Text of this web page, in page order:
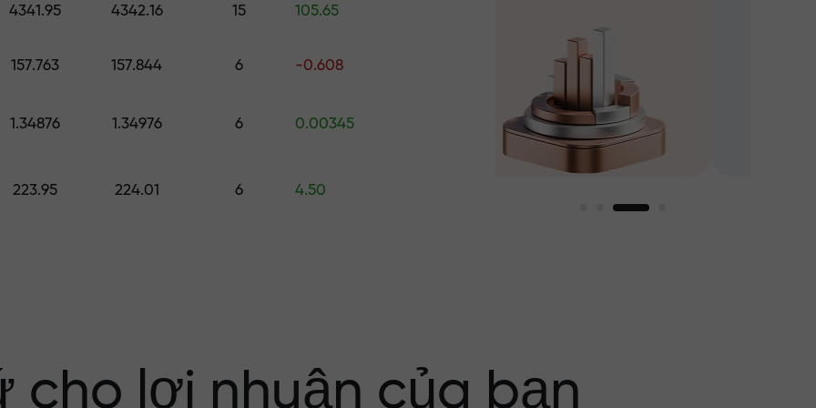
rủi ro — chúng tôi
của bạn
trên thị trường
4341.95 4342.16 15 105.65
157.763 157.844 6 -0.608
1.34876 1.34976 6 0.00345
223.95 224.01 6 4.50
cho lợi nhuận của bạn